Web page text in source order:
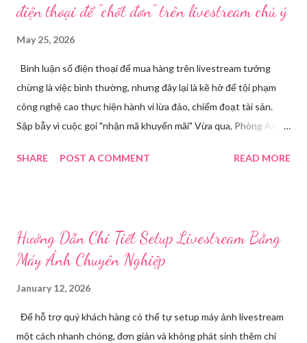
điện thoại để "chốt đơn" trên livestream chú ý
May 25, 2026
Bình luận số điện thoại để mua hàng trên livestream tưởng
chừng là việc bình thường, nhưng đây lại là kẽ hở để tội phạm
công nghệ cao thực hiện hành vi lừa đảo, chiếm đoạt tài sản.
Sập bẫy vì cuộc gọi "nhận mã khuyến mãi" Vừa qua, Phòng An
Công an tỉnh Bắc Ninh đã tiếp nhận đơn trình báo của chị
cá nhân tại phần bình luận, để đặt hàng. Chỉ một thời gian ngắn
sau, chị nhận được cuộc gọi từ một người tự xưng là chủ shop,
mới nhất Để "xác nhận phần quà", đối tượng yêu cầu chị T cung
cấp mã OTP vừa được gửi về điện thoại của chị. Do đang vui
SHARE POST A COMMENT READ MORE
Hướng Dẫn Chi Tiết Setup Livestream Bằng
Máy Ảnh Chuyên Nghiệp
January 12, 2026
Để hỗ trợ quý khách hàng có thể tự setup máy ảnh livestream
một cách nhanh chóng, đơn giản và không phát sinh thêm chi